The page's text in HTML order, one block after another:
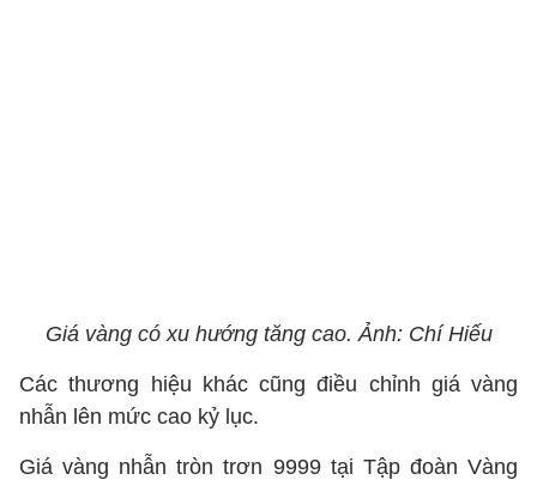
Giá vàng có xu hướng tăng cao. Ảnh: Chí Hiếu
Các thương hiệu khác cũng điều chỉnh giá vàng
nhẫn lên mức cao kỷ lục.
Giá vàng nhẫn tròn trơn 9999 tại Tập đoàn Vàng